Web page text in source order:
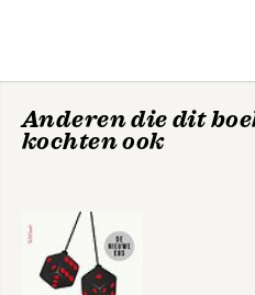
Anderen die dit
kochten ook